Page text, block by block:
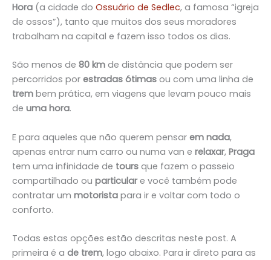
Hora (a cidade do Ossuário de Sedlec, a famosa “igreja
de ossos”), tanto que muitos dos seus moradores
trabalham na capital e fazem isso todos os dias.
São menos de 80 km de distância que podem ser
percorridos por estradas ótimas ou com uma linha de
trem bem prática, em viagens que levam pouco mais
de uma hora.
E para aqueles que não querem pensar em nada,
apenas entrar num carro ou numa van e relaxar, Praga
tem uma infinidade de tours que fazem o passeio
compartilhado ou particulare você também pode
contratar um motorista para ir e voltar com todo o
conforto.
Todas estas opções estão descritas neste post. A
primeira é a de trem, logo abaixo. Para ir direto para as